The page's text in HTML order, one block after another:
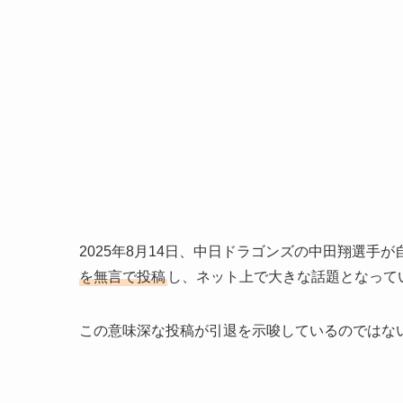
2025年8月14日、中日ドラゴンズの中田翔選手が
を無言で投稿 し、ネット上で大きな話題となって
この意味深な投稿が引退を示唆しているのでは